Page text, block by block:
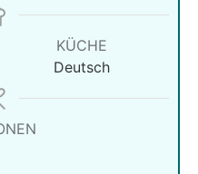
KÜCHE
Deutsch